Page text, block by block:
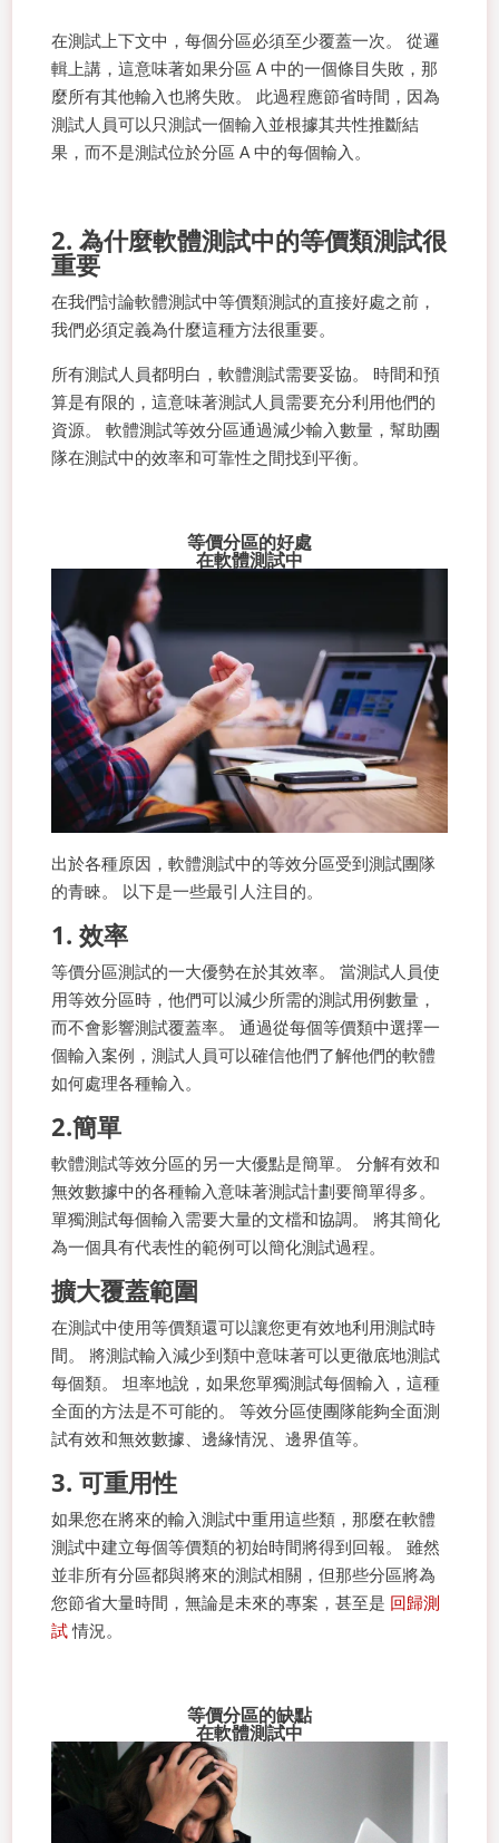
在測試上下文中，每個分區必須至少覆蓋一次。 從邏
輯上講，這意味著如果分區 A 中的一個條目失敗，那
麼所有其他輸入也將失敗。 此過程應節省時間，因為
測試人員可以只測試一個輸入並根據其共性推斷結
果，而不是測試位於分區 A 中的每個輸入。
2. 為什麼軟體測試中的等價類測試很
重要
在我們討論軟體測試中等價類測試的直接好處之前，
我們必須定義為什麼這種方法很重要。
所有測試人員都明白，軟體測試需要妥協。 時間和預
算是有限的，這意味著測試人員需要充分利用他們的
資源。 軟體測試等效分區通過減少輸入數量，幫助團
隊在測試中的效率和可靠性之間找到平衡。
等價分區的好處
在軟體測試中
出於各種原因，軟體測試中的等效分區受到測試團隊
的青睞。 以下是一些最引人注目的。
1. 效率
等價分區測試的一大優勢在於其效率。 當測試人員使
用等效分區時，他們可以減少所需的測試用例數量，
而不會影響測試覆蓋率。 通過從每個等價類中選擇一
個輸入案例，測試人員可以確信他們了解他們的軟體
如何處理各種輸入。
2.簡單
軟體測試等效分區的另一大優點是簡單。 分解有效和
無效數據中的各種輸入意味著測試計劃要簡單得多。
單獨測試每個輸入需要大量的文檔和協調。 將其簡化
為一個具有代表性的範例可以簡化測試過程。
擴大覆蓋範圍
在測試中使用等價類還可以讓您更有效地利用測試時
間。 將測試輸入減少到類中意味著可以更徹底地測試
每個類。 坦率地說，如果您單獨測試每個輸入，這種
全面的方法是不可能的。 等效分區使團隊能夠全面測
試有效和無效數據、邊緣情況、邊界值等。
3. 可重用性
如果您在將來的輸入測試中重用這些類，那麼在軟體
測試中建立每個等價類的初始時間將得到回報。 雖然
並非所有分區都與將來的測試相關，但那些分區將為
您節省大量時間，無論是未來的專案，甚至是 回歸測
試情況。
等價分區的缺點
在軟體測試中